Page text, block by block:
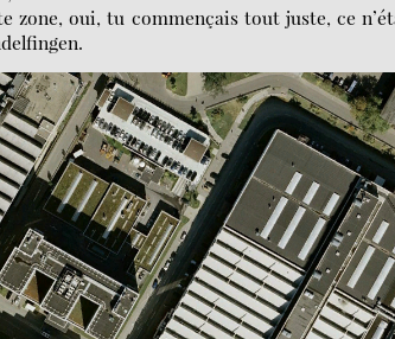
zone, oui, tu commençais tout juste, ce